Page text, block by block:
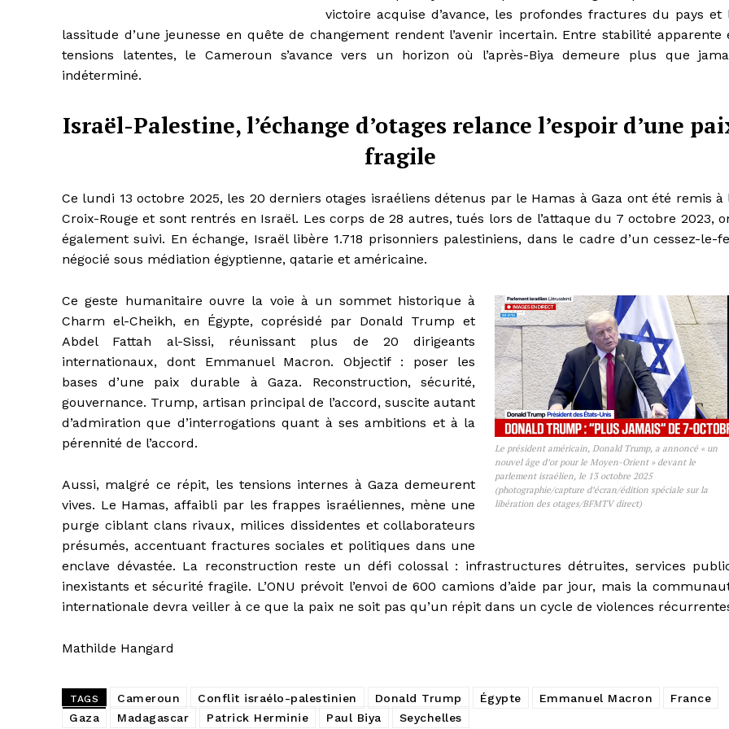
victoire acquise d’avance, les profondes fractures du pays et
lassitude d’une jeunesse en quête de changement rendent l’avenir incertain. Entre stabilité apparente
tensions latentes, le Cameroun s’avance vers un horizon où l’après-Biya demeure plus que
indéterminé.
Israël-Palestine, l’échange d’otages relance l’espoir d’une
fragile
Ce lundi 13 octobre 2025, les 20 derniers otages israéliens détenus par le Hamas à Gaza ont été remis à
Croix-Rouge et sont rentrés en Israël. Les corps de 28 autres, tués lors de l’attaque du 7 octobre 2023,
également suivi. En échange, Israël libère 1.718 prisonniers palestiniens, dans le cadre d’un cessez-le-
négocié sous médiation égyptienne, qatarie et américaine.
Le président américain, Donald Trump, a annoncé « un
nouvel âge d’or pour le Moyen-Orient » devant le
parlement israélien, le 13 octobre 2025
(photographie/capture d’écran/édition spéciale sur la
libération des otages/BFMTV direct)
Ce geste humanitaire ouvre la voie à un sommet historique à
Charm el-Cheikh, en Égypte, coprésidé par Donald Trump et
Abdel Fattah al-Sissi, réunissant plus de 20 dirigeants
internationaux, dont Emmanuel Macron. Objectif : poser les
bases d’une paix durable à Gaza. Reconstruction, sécurité,
gouvernance. Trump, artisan principal de l’accord, suscite autant
d’admiration que d’interrogations quant à ses ambitions et à la
pérennité de l’accord.
Aussi, malgré ce répit, les tensions internes à Gaza demeurent
vives. Le Hamas, affaibli par les frappes israéliennes, mène une
purge ciblant clans rivaux, milices dissidentes et collaborateurs
présumés, accentuant fractures sociales et politiques dans une
enclave dévastée. La reconstruction reste un défi colossal : infrastructures détruites, services
inexistants et sécurité fragile. L’ONU prévoit l’envoi de 600 camions d’aide par jour, mais la
internationale devra veiller à ce que la paix ne soit pas qu’un répit dans un cycle de violences
Mathilde Hangard
TAGS Cameroun Conflit israélo-palestinien Donald Trump Égypte Emmanuel Macron
France
Gaza
Madagascar Patrick Herminie Paul Biya Seychelles